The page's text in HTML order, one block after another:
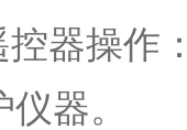
控器操作
仪器。